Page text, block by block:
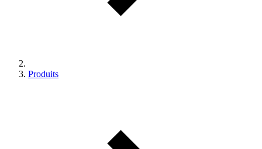
Produits